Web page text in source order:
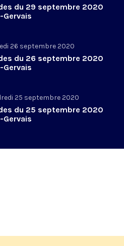
du 29 septembre 2020
Gervais
26 septembre 2020
du 26 septembre 2020
Gervais
25 septembre 2020
du 25 septembre 2020
Gervais